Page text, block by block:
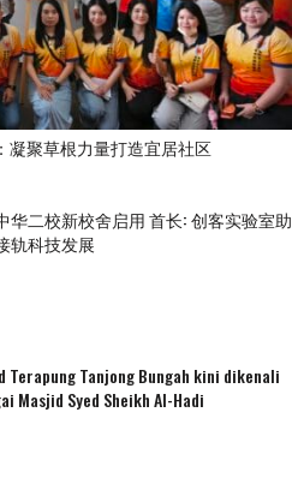
凝聚草根力量打造宜居社区
华二校新校舍启用 首长: 创客实验室助
轨科技发展
Terapung Tanjong Bungah kini dikenali
Masjid Syed Sheikh Al-Hadi